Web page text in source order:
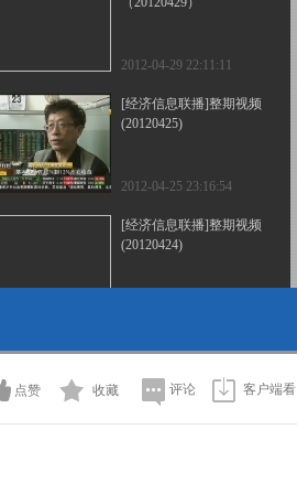
2012-04-29 22:11:11
[经济信息联播]整期视频
(20120425)
2012-04-25 23:16:54
[经济信息联播]整期视频
(20120424)
2012-04-23 23:17:20
点赞 收藏 评论 客户端看